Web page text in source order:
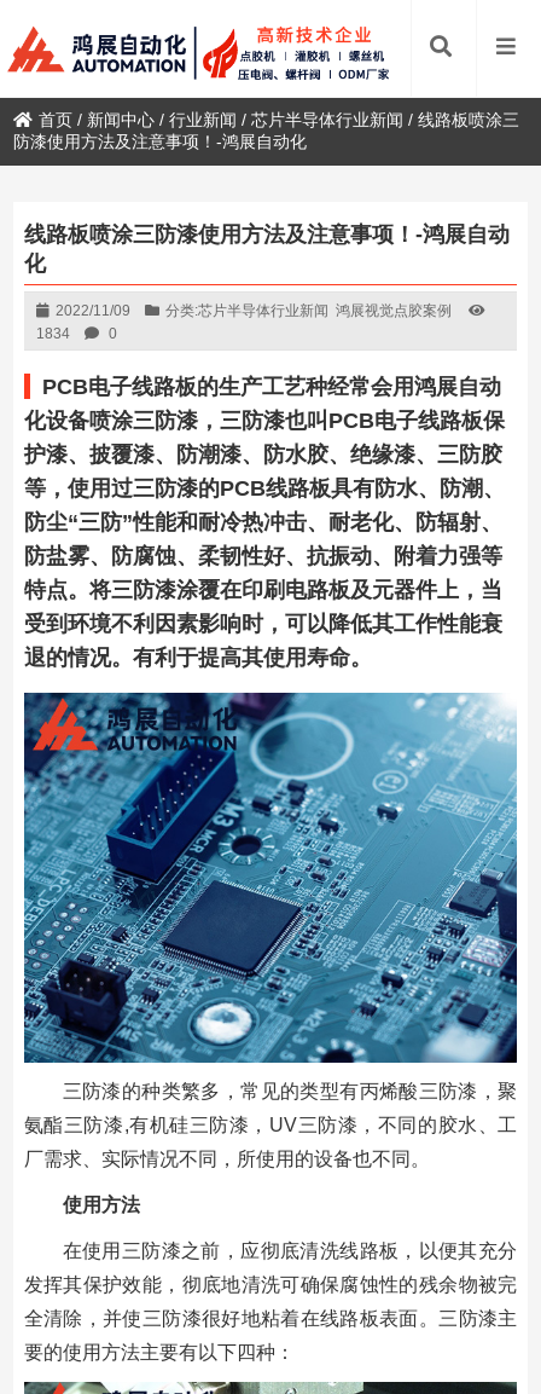
首页 / 新闻中心 /行业新闻 /芯片半导体行业新闻 /线路板喷涂三
防漆使用方法及注意事项！-鸿展自动化
线路板喷涂三防漆使用方法及注意事项！-鸿展自动
化
2022/11/09 分类:芯片半导体行业新闻 鸿展视觉点胶案例
1834
0
PCB电子线路板的生产工艺种经常会用鸿展自动
化设备喷涂三防漆，三防漆也叫PCB电子线路板保
护漆、披覆漆、防潮漆、防水胶、绝缘漆、三防胶
等，使用过三防漆的PCB线路板具有防水、防潮、
防尘“三防”性能和耐冷热冲击、耐老化、防辐射、
防盐雾、防腐蚀、柔韧性好、抗振动、附着力强等
特点。将三防漆涂覆在印刷电路板及元器件上，当
受到环境不利因素影响时，可以降低其工作性能衰
退的情况。有利于提高其使用寿命。
三防漆的种类繁多，常见的类型有丙烯酸三防漆，聚
氨酯三防漆,有机硅三防漆，UV三防漆，不同的胶水、工
厂需求、实际情况不同，所使用的设备也不同。
使用方法
在使用三防漆之前，应彻底清洗线路板，以便其充分
发挥其保护效能，彻底地清洗可确保腐蚀性的残余物被完
全清除，并使三防漆很好地粘着在线路板表面。三防漆主
要的使用方法主要有以下四种：